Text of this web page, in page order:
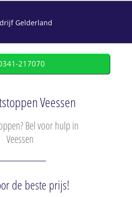
Gelderland
217070
Veessen
Bel voor hulp in
Veessen
de beste prijs!